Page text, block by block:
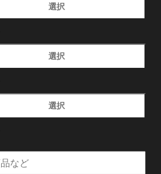
選択
選択
選択